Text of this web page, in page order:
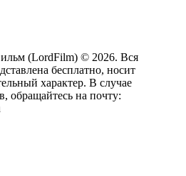
(LordFilm) © 2026. Вся
бесплатно, носит
характер. В случае
обращайтесь на почту: